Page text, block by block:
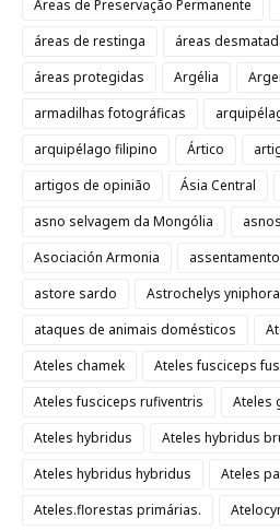
Áreas de Preservação Permanente
áreas de restinga
áreas
áreas protegidas
Argélia
armadilhas fotográficas
arquipélago filipino
Ártico
artigos de opinião
Ásia Central
asno selvagem da Mongólia
asnos
Asociación Armonia
astore sardo
Astrochelys yniphora
ataques de animais domésticos
Ateles chamek
Ateles fusciceps
Ateles fusciceps rufiventris
Ateles
Ateles hybridus
Ateles hybridus
Ateles hybridus hybridus
Ateles
Ateles.florestas primárias.